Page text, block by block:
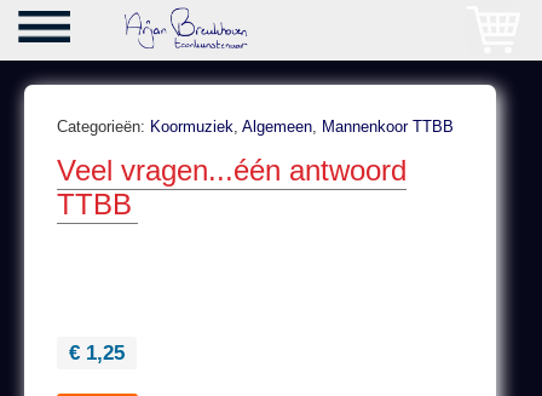
Categorieën: Koormuziek, Algemeen, Mannenkoor TTBB
Veel vragen...één antwoord
TTBB
€ 1,25